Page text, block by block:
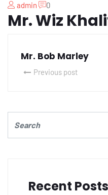
admin 0
Mr. Wiz
Mr. Bob Marley
Previous post
Recent Posts